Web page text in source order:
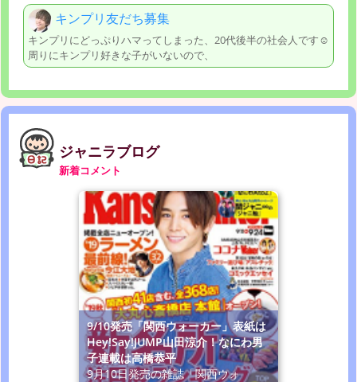
キンプリ友だち募集
キンプリにどっぷりハマってしまった、20代後半の社会人です☺︎
周りにキンプリ好きな子がいないので、
ジャニラブログ
新着コメント
9/10発売「関西ウォーカー」表紙は
Hey!Say!JUMP山田涼介！なにわ男
子連載は高橋恭平
9月10日発売の雑誌「関西ウォ